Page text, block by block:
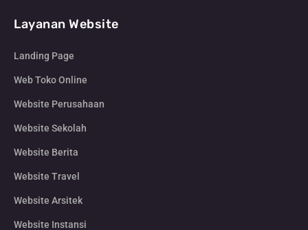
Layanan Website
Landing Page
Web Toko Online
Website Perusahaan
Website Sekolah
Website Berita
Website Travel
Website Arsitek
Website Instansi